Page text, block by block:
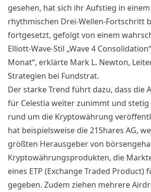
gesehen, hat sich ihr Aufstieg in
rhythmischen Drei-Wellen-Fortschritt
fortgesetzt, gefolgt von einem
Elliott-Wave-Stil „Wave 4
Monat“, erklärte Mark L. Newton,
Strategien bei Fundstrat.
Der starke Trend führt dazu, dass die
für Celestia weiter zunimmt und
rund um die Kryptowährung
hat beispielsweise die 21Shares AG,
größten Herausgeber von
Kryptowährungsprodukten, die
eines ETP (Exchange Traded Product)
gegeben. Zudem ziehen mehrere